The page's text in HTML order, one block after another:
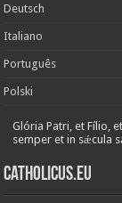
Deutsch
Italiano
Português
Polski
Glória Patri, et Fílio,
semper et in sǽcula
Catholicus.eu